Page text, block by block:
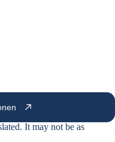
It may not be as